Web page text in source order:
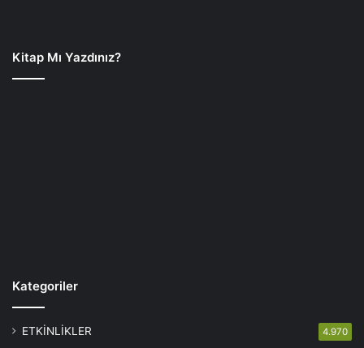
Kitap Mı Yazdınız?
Kategoriler
ETKİNLİKLER 4.970